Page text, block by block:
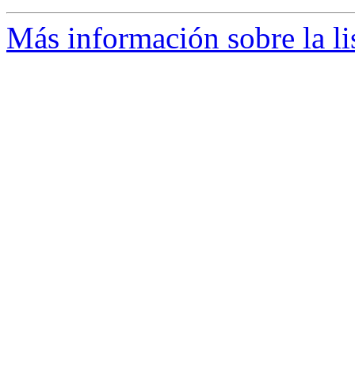
Más información sobre la